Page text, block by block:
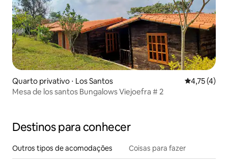
Quarto privativo ⋅ Los Santos 4,75 de
4,75 (4)
Mesa de los santos Bungalows Viejoefra # 2
Destinos para conhecer
Outros tipos de acomodações Coisas para fazer